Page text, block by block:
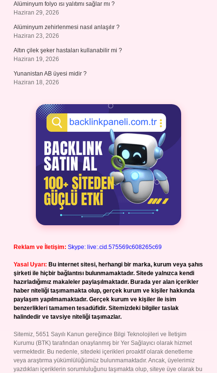
Alüminyum folyo ısı yalıtımı sağlar mı ?
Haziran 29, 2026
Alüminyum zehirlenmesi nasıl anlaşılır ?
Haziran 23, 2026
Altın çilek şeker hastaları kullanabilir mi ?
Haziran 19, 2026
Yunanistan AB üyesi midir ?
Haziran 18, 2026
Reklam ve İletişim: Skype: live:.cid.575569c608265c69
Yasal Uyarı: Bu internet sitesi, herhangi bir marka, kurum veya şahıs
şirketi ile hiçbir bağlantısı bulunmamaktadır. Sitede yalnızca kendi
hazırladığımız makaleler paylaşılmaktadır. Burada yer alan içerikler
haber niteliği taşımamakta olup, gerçek kurum ve kişiler hakkında
paylaşım yapılmamaktadır. Gerçek kurum ve kişiler ile isim
benzerlikleri tamamen tesadüfidir. Sitemizdeki bilgiler taslak
halindedir ve tavsiye niteliği taşımazlar.
Sitemiz, 5651 Sayılı Kanun gereğince Bilgi Teknolojileri ve İletişim
Kurumu (BTK) tarafından onaylanmış bir Yer Sağlayıcı olarak hizmet
vermektedir. Bu nedenle, sitedeki içerikleri proaktif olarak denetleme
veya araştırma yükümlülüğümüz bulunmamaktadır. Ancak, üyelerimiz
yazdıkları içeriklerin sorumluluğunu taşımakta olup, siteye üye olarak bu